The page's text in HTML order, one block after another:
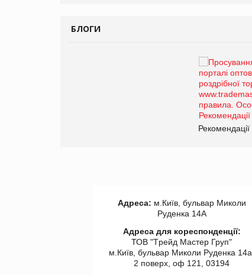
БЛОГИ
Рекомендації
Адреса: м.Київ, бульвар Миколи
Руденка 14А
Адреса для кореспонденції:
ТОВ "Tрейд Мастер Груп"
м.Київ, бульвар Миколи Руденка 14а,
2 поверх, оф 121, 03194